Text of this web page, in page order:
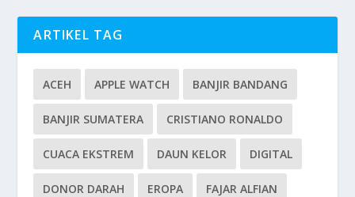
ARTIKEL TAG
ACEH APPLE WATCH BANJIR BANDANG
BANJIR SUMATERA CRISTIANO RONALDO
CUACA EKSTREM DAUN KELOR DIGITAL
DONOR DARAH EROPA FAJAR ALFIAN